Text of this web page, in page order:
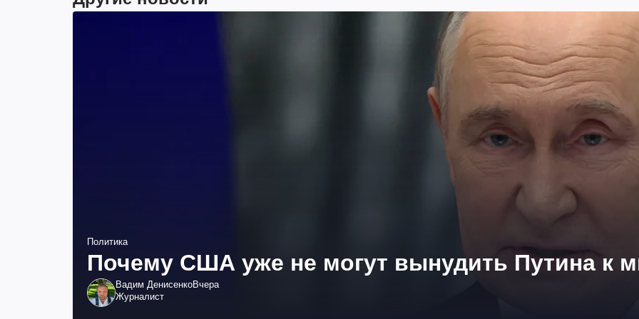
Политика
Почему США уже не могут вынудить Путина к
Вадим ДенисенкоВчера
Журналист